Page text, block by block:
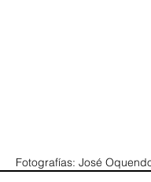
Fotografías: José